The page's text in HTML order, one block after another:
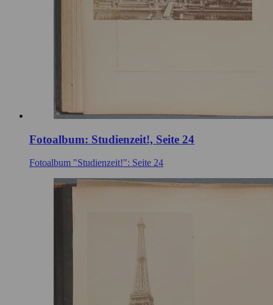
Fotoalbum: Studienzeit!, Seite 24
Fotoalbum "Studienzeit!": Seite 24